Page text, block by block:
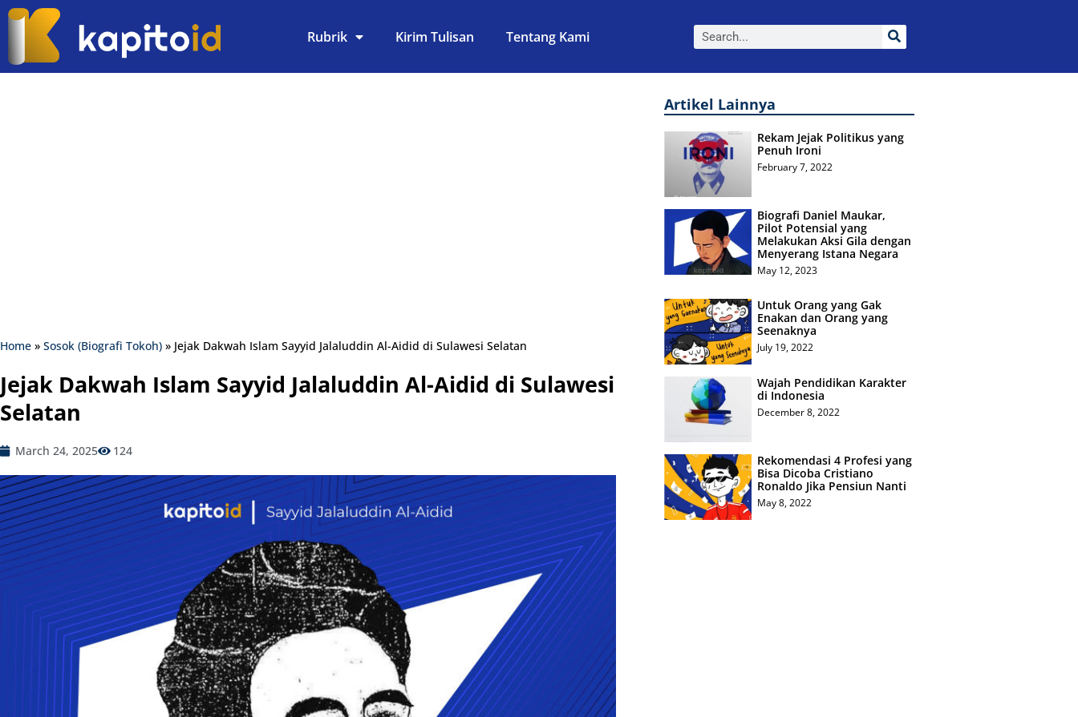
Rubrik Kirim Tulisan Tentang Kami
Home » Sosok (Biografi Tokoh) » Jejak Dakwah Islam Sayyid Jalaluddin Al-Aidid di Sulawesi Selatan
Jejak Dakwah Islam Sayyid Jalaluddin Al-Aidid di Sulawesi
Selatan
March 24, 2025 124
Artikel Lainnya
Rekam Jejak Politikus yang
Penuh Ironi
February 7, 2022
Biografi Daniel Maukar,
Pilot Potensial yang
Melakukan Aksi Gila dengan
Menyerang Istana Negara
May 12, 2023
Untuk Orang yang Gak
Enakan dan Orang yang
Seenaknya
July 19, 2022
Wajah Pendidikan Karakter
di Indonesia
December 8, 2022
Rekomendasi 4 Profesi yang
Bisa Dicoba Cristiano
Ronaldo Jika Pensiun Nanti
May 8, 2022